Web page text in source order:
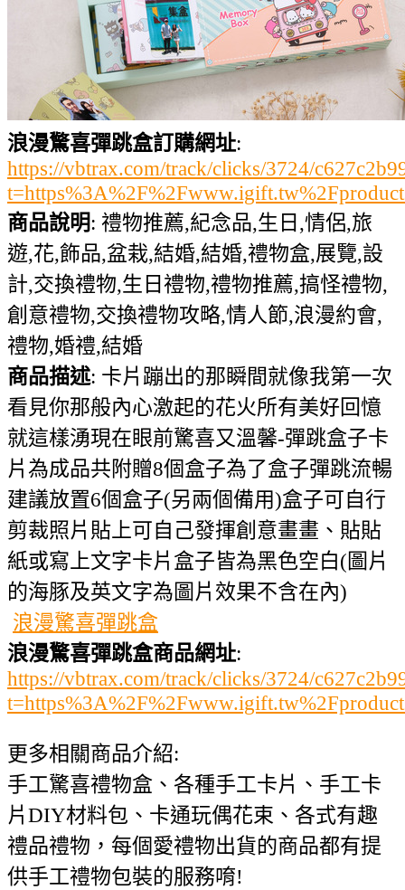
浪漫驚喜彈跳盒訂購網址:
https://vbtrax.com/track/clicks/3724/
商品說明: 禮物推薦,紀念品,生日,情侶,旅
遊,花,飾品,盆栽,結婚,結婚,禮物盒,展覽,設
計,交換禮物,生日禮物,禮物推薦,搞怪禮物,
創意禮物,交換禮物攻略,情人節,浪漫約會,
禮物,婚禮,結婚
商品描述: 卡片蹦出的那瞬間就像我第一次
看見你那般內心激起的花火所有美好回憶
就這樣湧現在眼前驚喜又溫馨-彈跳盒子卡
片為成品共附贈8個盒子為了盒子彈跳流暢
建議放置6個盒子(另兩個備用)盒子可自行
剪裁照片貼上可自己發揮創意畫畫、貼貼
紙或寫上文字卡片盒子皆為黑色空白(圖片
的海豚及英文字為圖片效果不含在內)
浪漫驚喜彈跳盒
浪漫驚喜彈跳盒商品網址:
https://vbtrax.com/track/clicks/3724/
更多相關商品介紹:
手工驚喜禮物盒、各種手工卡片、手工卡
片DIY材料包、卡通玩偶花束、各式有趣
禮品禮物，每個愛禮物出貨的商品都有提
供手工禮物包裝的服務唷!